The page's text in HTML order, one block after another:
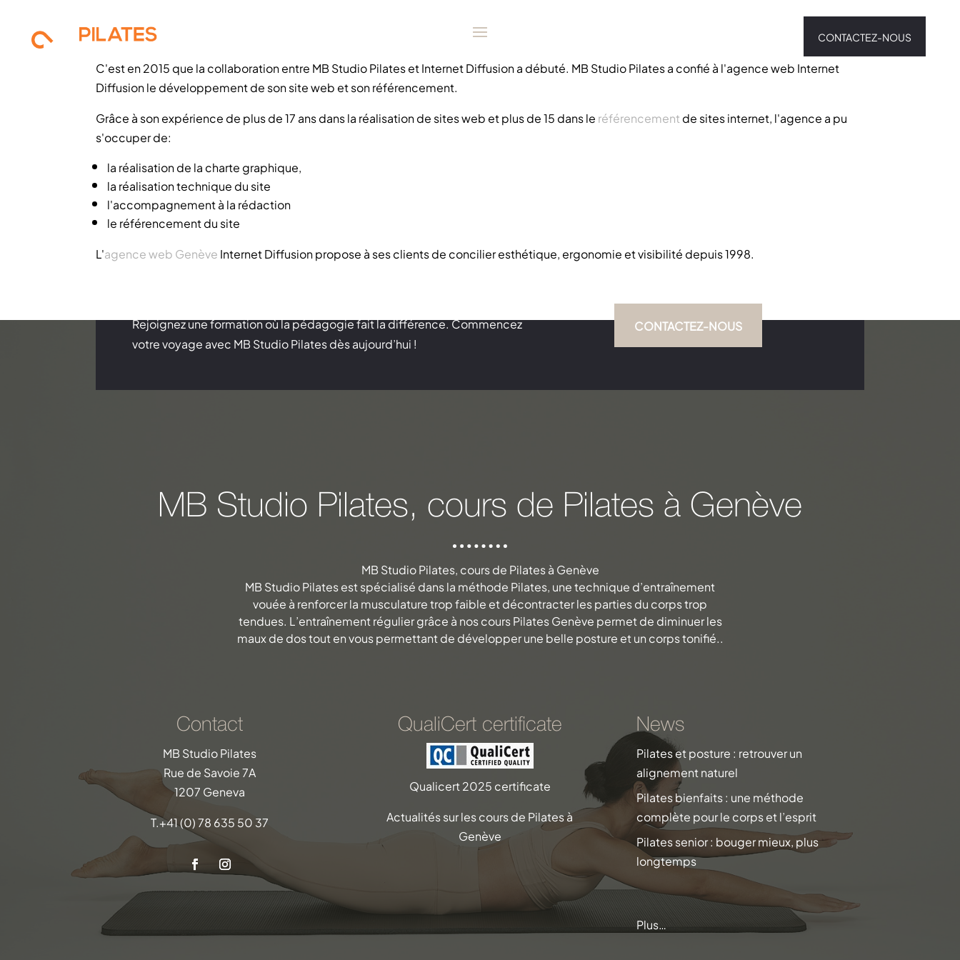
CONTACTEZ-NOUS
C'est en 2015 que la collaboration entre MB Studio Pilates et Internet Diffusion a débuté. MB Studio Pilates a confié à l'agence web Internet
Diffusion le développement de son site web et son référencement.
Grâce à son expérience de plus de 17 ans dans la réalisation de sites web et plus de 15 dans leréférencementde sites internet, l'agence a pu
s'occuper de:
la réalisation de la charte graphique,
la réalisation technique du site
l'accompagnement à la rédaction
le référencement du site
L'agence web GenèveInternet Diffusion propose à ses clients de concilier esthétique, ergonomie et visibilité depuis 1998.
Rejoignez une formation où la pédagogie fait la différence. Commencez
votre voyage avec MB Studio Pilates dès aujourd’hui !
CONTACTEZ-NOUS
MB Studio Pilates, cours de Pilates à Genève
MB Studio Pilates, cours de Pilates à Genève
MB Studio Pilates est spécialisé dans la méthode Pilates, une technique d’entraînement
vouée à renforcer la musculature trop faible et décontracter les parties du corps trop
tendues. L’entraînement régulier grâce à nos cours Pilates Genève permet de diminuer les
maux de dos tout en vous permettant de développer une belle posture et un corps tonifié..
Contact
MB Studio Pilates
Rue de Savoie 7A
1207 Geneva
T.+41 (0) 78 635 50 37
QualiCert certificate
Qualicert 2025 certificate
Actualités sur les cours de Pilates à
Genève
News
Pilates et posture : retrouver un
alignement naturel
Pilates bienfaits : une méthode
complète pour le corps et l’esprit
Pilates senior : bouger mieux, plus
longtemps
Plus…